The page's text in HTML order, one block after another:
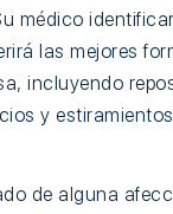
médico
las mejores
incluyendo
y
de alguna